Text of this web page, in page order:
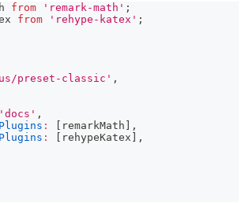
from 'remark-math' ;
from 'rehype-katex' ;
preset-classic' ,
'docs' ,
: [ remarkMath ] ,
: [ rehypeKatex ] ,